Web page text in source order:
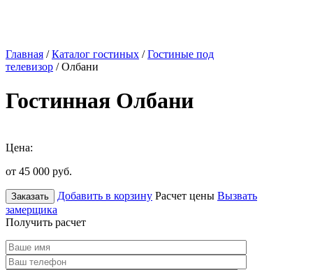
Главная /Каталог гостиных /Гостиные под
телевизор / Олбани
Гостинная Олбани
Цена:
от 45 000 руб.
Заказать Добавить в корзину Расчет цены Вызвать
замерщика
Получить расчет